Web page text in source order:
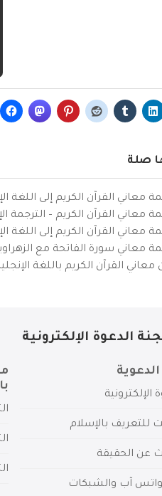
صلة
معاني القرآن الكريم إلى اللغة
معاني القرآن الكريم – الترجمة
معاني القرآن الكريم إلى
معاني سورة الفاتحة مع
معاني القرآن الكريم باللغة
الدعوة الإلكترونية
الدعوية
الإلكترونية
للتعريف بالإسلام
عن الحقيقة
آب والشبكات